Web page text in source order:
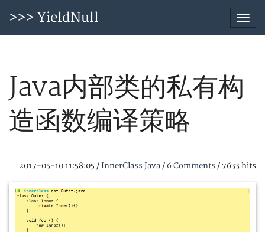
>>> YieldNull
Java内部类的私有构
造函数编译策略
2017-05-10 11:58:05 /InnerClass Java /6 Comments / 7633 hits